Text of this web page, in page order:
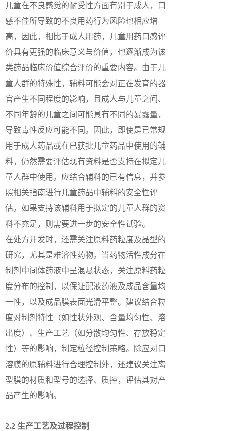
儿童在不良感觉的耐受性方面有别于成人，口
感不佳所导致的不良用药行为风险也相应增
高，因此，相比于成人用药，儿童用药口感评
价具有更强的临床意义与价值，也逐渐成为该
类药品临床价值综合评价的重要内容。由于儿
童人群的特殊性，辅料可能会对正在发育的器
官产生不同程度的影响，且成人与儿童之间、
不同年龄的儿童之间可能具有不同的暴露量，
导致毒性反应可能不同。因此，即使是已常规
用于成人药品或在已获批儿童药品中使用的辅
料，仍然需要评估现有资料是否支持在拟定儿
童人群中使用。应结合辅料的已有信息，并参
照相关指南进行儿童药品中辅料的安全性评
估。如果支持该辅料用于拟定的儿童人群的资
料不充足，则需要进一步的安全性试验。
在处方开发时，还需关注原料药粒度及晶型的
研究，尤其是难溶性药物。当药物活性成分在
制剂中间体药液中呈混悬状态，关注原料药粒
度分布的控制，以保证配液药液及成品含量均
一性，以及成品膜表面光滑平整。建议结合粒
度对制剂特性（如性状外观、含量均匀性、溶
出度）、生产工艺（如分散均匀性、存放稳定
性）等的影响，制定粒径控制策略。除应对口
溶膜的原辅料进行合理控制外，还建议关注离
型膜的材质和型号的选择、质控，评估其对产
品产生的影响。
2.2 生产工艺及过程控制